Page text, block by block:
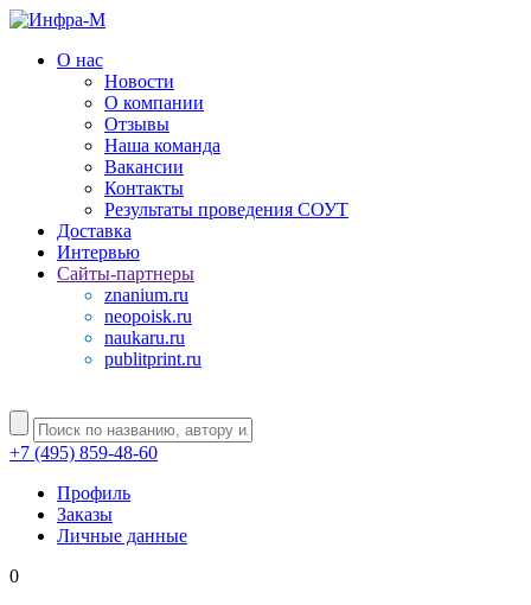
О нас
Новости
О компании
Отзывы
Наша команда
Вакансии
Контакты
Результаты проведения СОУТ
Доставка
Интервью
Сайты-партнеры
znanium.ru
neopoisk.ru
naukaru.ru
publitprint.ru
+7 (495) 859-48-60
Профиль
Заказы
Личные данные
0